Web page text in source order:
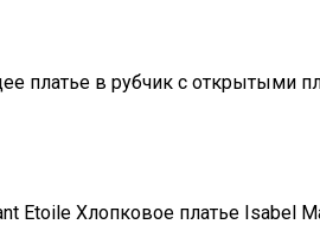
платье в рубчик с открытыми
Etoile Хлопковое платье Isabel